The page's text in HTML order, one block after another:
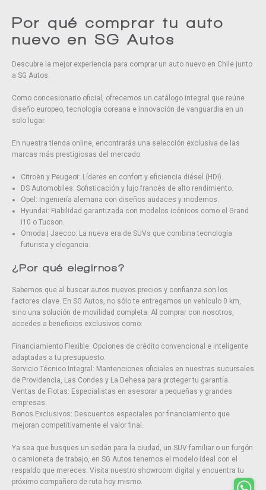
Por qué comprar tu auto
nuevo en SG Autos
Descubre la mejor experiencia para comprar un auto nuevo en Chile junto
a SG Autos.
Como concesionario oficial, ofrecemos un catálogo integral que reúne
diseño europeo, tecnología coreana e innovación de vanguardia en un
solo lugar.
En nuestra tienda online, encontrarás una selección exclusiva de las
marcas más prestigiosas del mercado:
Citroën y Peugeot: Líderes en confort y eficiencia diésel (HDi).
DS Automobiles: Sofisticación y lujo francés de alto rendimiento.
Opel: Ingeniería alemana con diseños audaces y modernos.
Hyundai: Fiabilidad garantizada con modelos icónicos como el Grand
i10 o Tucson.
Omoda | Jaecoo: La nueva era de SUVs que combina tecnología
futurista y elegancia.
¿Por qué elegirnos?
Sabemos que al buscar autos nuevos precios y confianza son los
factores clave. En SG Autos, no sólo te entregamos un vehículo 0 km,
sino una solución de movilidad completa. Al comprar con nosotros,
accedes a beneficios exclusivos como:
Financiamiento Flexible: Opciones de crédito convencional e inteligente
adaptadas a tu presupuesto.
Servicio Técnico Integral: Mantenciones oficiales en nuestras sucursales
de Providencia, Las Condes y La Dehesa para proteger tu garantía.
Ventas de Flotas: Especialistas en asesorar a pequeñas y grandes
empresas.
Bonos Exclusivos: Descuentos especiales por financiamiento que
mejoran competitivamente el valor final.
Ya sea que busques un sedán para la ciudad, un SUV familiar o un furgón
o camioneta de trabajo, en SG Autos tenemos el modelo ideal con el
respaldo que mereces. Visita nuestro showroom digital y encuentra tu
próximo compañero de ruta hoy mismo.